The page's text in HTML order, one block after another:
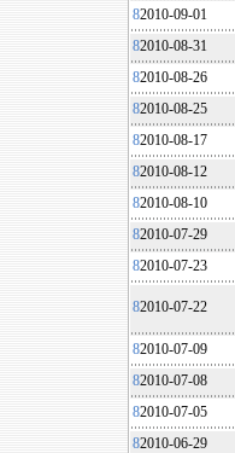
82010-09-01
82010-08-31
82010-08-26
82010-08-25
82010-08-17
82010-08-12
82010-08-10
82010-07-29
82010-07-23
82010-07-22
82010-07-09
82010-07-08
82010-07-05
82010-06-29